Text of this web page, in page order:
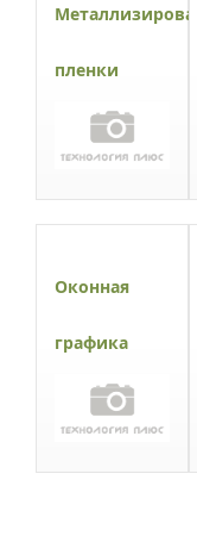
пленки
Оконная
графика